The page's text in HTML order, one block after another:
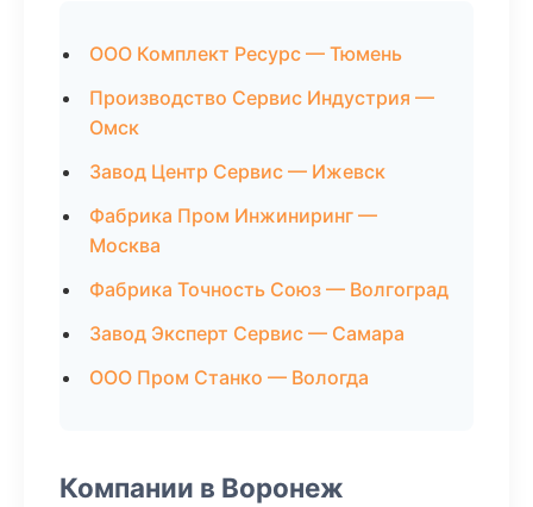
ООО Комплект Ресурс — Тюмень
Производство Сервис Индустрия —
Омск
Завод Центр Сервис — Ижевск
Фабрика Пром Инжиниринг —
Москва
Фабрика Точность Союз — Волгоград
Завод Эксперт Сервис — Самара
ООО Пром Станко — Вологда
Компании в Воронеж